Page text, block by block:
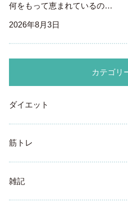
何をもって恵まれているの…
2026年8月3日
カテゴリ
ダイエット
筋トレ
雑記